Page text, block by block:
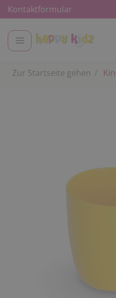
Kontaktformular
Zur Startseite gehen